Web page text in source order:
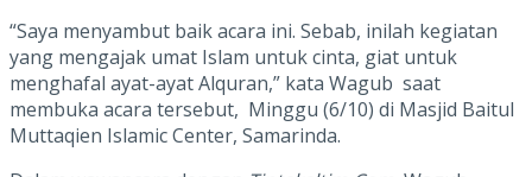
“Saya menyambut baik acara ini. Sebab, inilah kegiatan
yang mengajak umat Islam untuk cinta, giat untuk
menghafal ayat-ayat Alquran,” kata Wagub saat
membuka acara tersebut, Minggu (6/10) di Masjid Baitul
Muttaqien Islamic Center, Samarinda.